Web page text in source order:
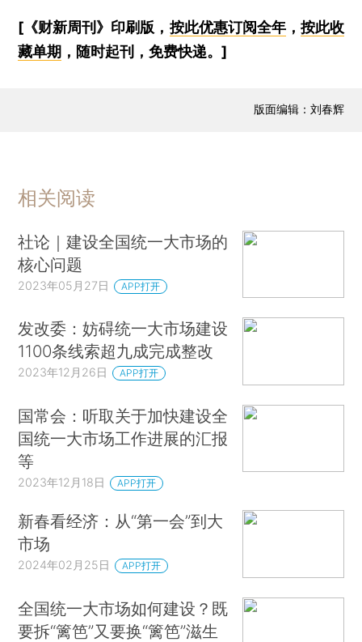
[《财新周刊》印刷版， 按此优惠订阅全年， 按此收
藏单期 ，随时起刊，免费快递。]
版面编辑：刘春辉
相关阅读
社论｜建设全国统一大市场的
核心问题
2023年05月27日 APP打开
发改委：妨碍统一大市场建设
1100条线索超九成完成整改
2023年12月26日 APP打开
国常会：听取关于加快建设全
国统一大市场工作进展的汇报
等
2023年12月18日 APP打开
新春看经济：从“第一会”到大
市场
2024年02月25日 APP打开
全国统一大市场如何建设？既
要拆“篱笆”又要换“篱笆”滋生